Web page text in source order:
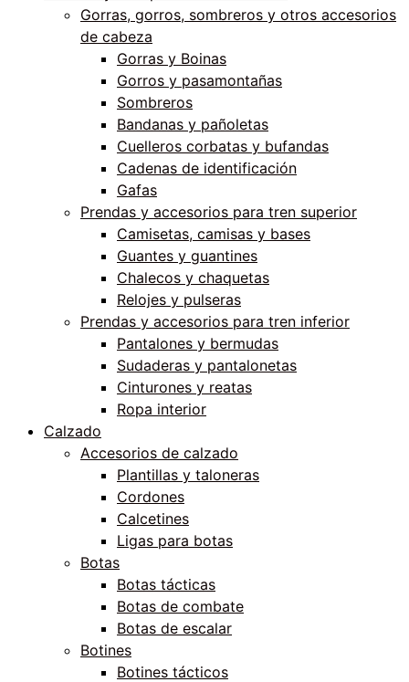
Gorras, gorros, sombreros y otros accesorios
de cabeza
Gorras y Boinas
Gorros y pasamontañas
Sombreros
Bandanas y pañoletas
Cuelleros corbatas y bufandas
Cadenas de identificación
Gafas
Prendas y accesorios para tren superior
Camisetas, camisas y bases
Guantes y guantines
Chalecos y chaquetas
Relojes y pulseras
Prendas y accesorios para tren inferior
Pantalones y bermudas
Sudaderas y pantalonetas
Cinturones y reatas
Ropa interior
Calzado
Accesorios de calzado
Plantillas y taloneras
Cordones
Calcetines
Ligas para botas
Botas
Botas tácticas
Botas de combate
Botas de escalar
Botines
Botines tácticos